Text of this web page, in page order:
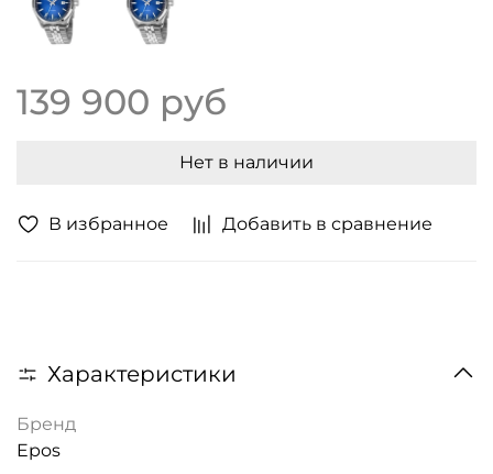
В избранное Добавить в сравнение
139 900 руб
Нет в наличии
Характеристики
Бренд
Epos